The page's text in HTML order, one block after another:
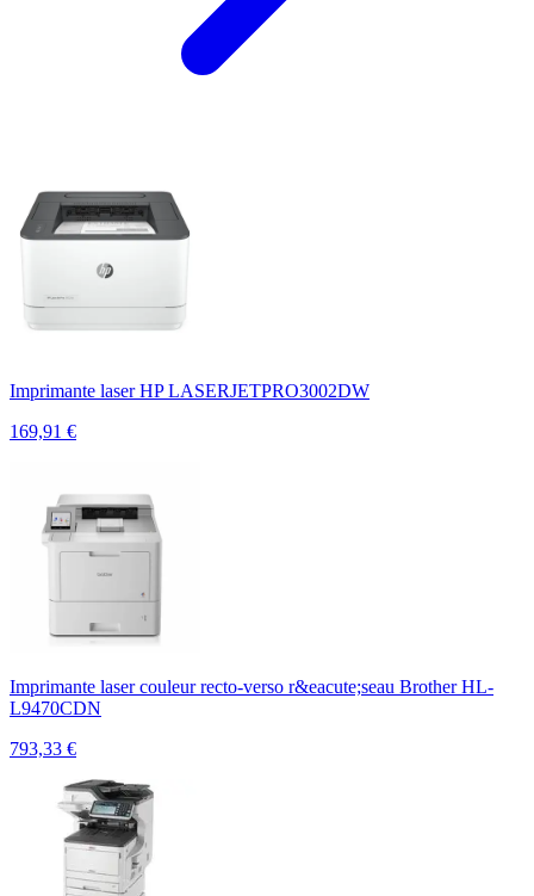
Imprimante laser HP LASERJETPRO3002DW
169,91 €
Imprimante laser couleur recto-verso r&eacute;seau Brother HL-
L9470CDN
793,33 €